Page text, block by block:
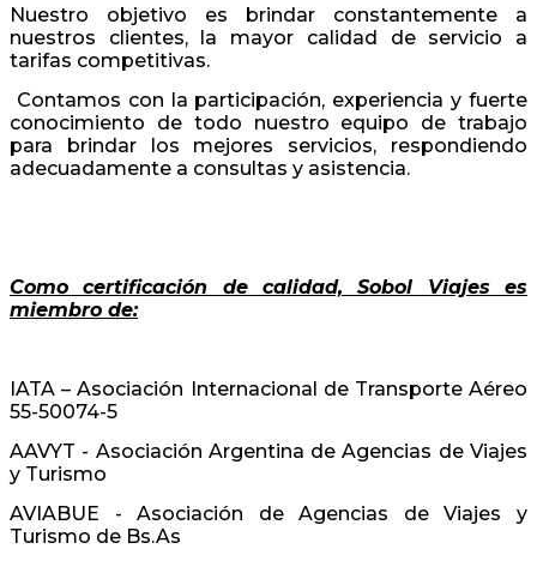
Nuestro objetivo es brindar constantemente a
nuestros clientes, la mayor calidad de servicio a
tarifas competitivas.
Contamos con la participación, experiencia y fuerte
conocimiento de todo nuestro equipo de trabajo
para brindar los mejores servicios, respondiendo
adecuadamente a consultas y asistencia.
Como certificación de calidad, Sobol Viajes es
miembro de:
IATA – Asociación Internacional de Transporte Aéreo
55-50074-5
AAVYT - Asociación Argentina de Agencias de Viajes
y Turismo
AVIABUE - Asociación de Agencias de Viajes y
Turismo de Bs.As